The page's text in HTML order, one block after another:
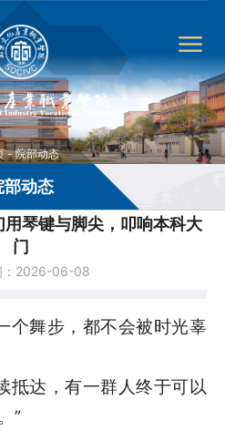
-院部动态
部动态
琴键与脚尖，叩响本科大
门
：2026-06-08
个舞步，都不会被时光辜
抵达，有一群人终于可以
”